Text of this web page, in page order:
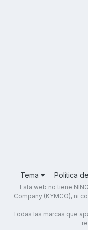
Tema Política
Esta web no tiene
Company (KYMCO), ni
Todas las marcas que